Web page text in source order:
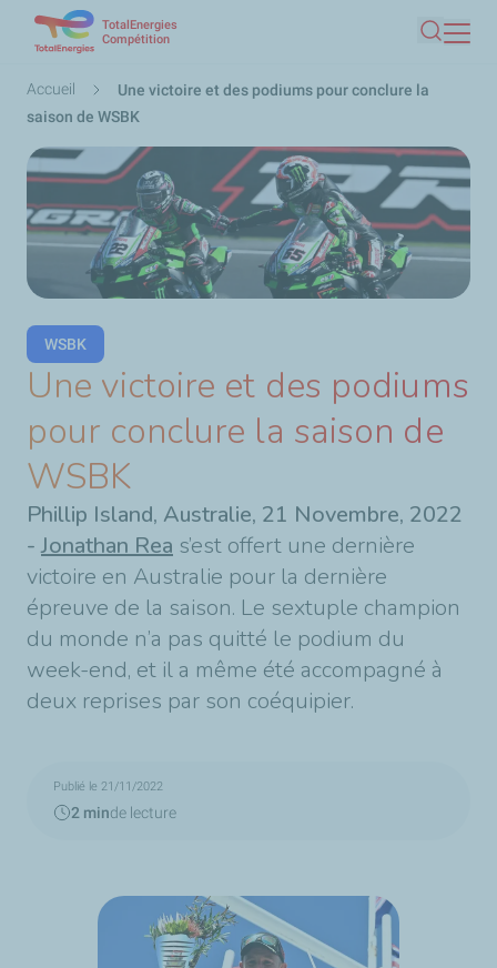
contenu
TotalEnergies
Compétition
Fil
d'Ariane
Accueil
Une victoire et des podiums pour conclure la
saison de WSBK
WSBK
Une victoire et des podiums
pour conclure la saison de
WSBK
Phillip Island, Australie, 21 Novembre, 2022
- Jonathan Rea s’est offert une dernière
victoire en Australie pour la dernière
épreuve de la saison. Le sextuple champion
du monde n’a pas quitté le podium du
week-end, et il a même été accompagné à
deux reprises par son coéquipier.
Publié le 21/11/2022
2 minde lecture